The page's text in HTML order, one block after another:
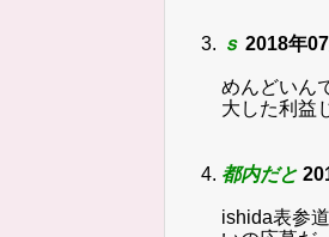
ｓ 2018年
めんどいん
大した利益
都内だと
ishida表参